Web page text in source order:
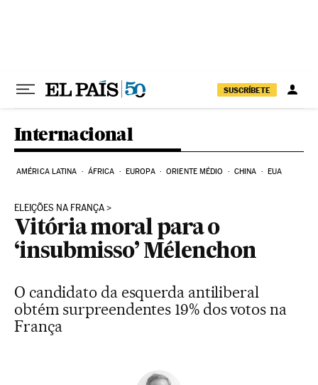
SUSCRÍBETE
Internacional
AMÉRICA LATINA ÁFRICA EUROPA ORIENTE MÉDIO CHINA EUA
ELEIÇÕES NA FRANÇA
Vitória moral para o
‘insubmisso’ Mélenchon
O candidato da esquerda antiliberal
obtém surpreendentes 19% dos votos na
França